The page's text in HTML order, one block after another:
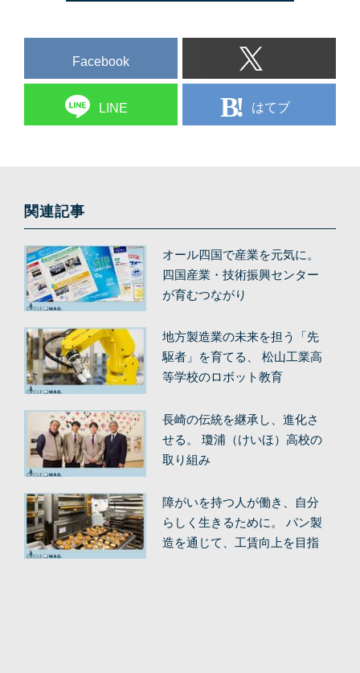
Facebook
LINE はてブ
関連記事
オール四国で産業を元気に。
四国産業・技術振興センター
が育むつながり
地方製造業の未来を担う「先
駆者」を育てる、 松山工業高
等学校のロボット教育
長崎の伝統を継承し、進化さ
せる。 瓊浦（けいほ）高校の
取り組み
障がいを持つ人が働き、自分
らしく生きるために。 パン製
造を通じて、工賃向上を目指